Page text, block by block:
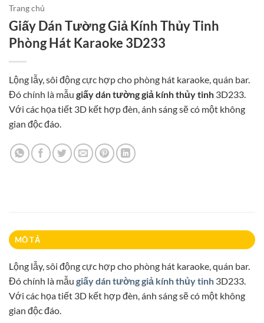
Trang chủ
Giấy Dán Tường Giả Kính Thủy Tinh
Phòng Hát Karaoke 3D233
Lộng lẫy, sôi động cực hợp cho phòng hát karaoke, quán bar.
Đó chính là mẫu giấy dán tường giả kính thủy tinh 3D233.
Với các họa tiết 3D kết hợp đèn, ánh sáng sẽ có một không
gian độc đáo.
MÔ TẢ
Lộng lẫy, sôi động cực hợp cho phòng hát karaoke, quán bar.
Đó chính là mẫu giấy dán tường giả kính thủy tinh 3D233.
Với các họa tiết 3D kết hợp đèn, ánh sáng sẽ có một không
gian độc đáo.